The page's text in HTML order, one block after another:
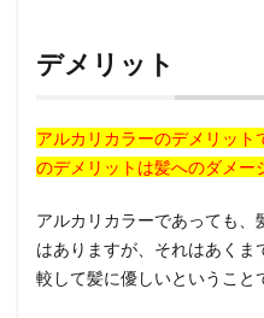
デメリット
アルカリカラーのデメリッ
のデメリットは髪へのダメー
アルカリカラーであっても
はありますが、それはあく
較して髪に優しいということ